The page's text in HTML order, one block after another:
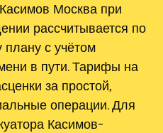
Москва при
рассчитывается по
с учётом
в пути. Тарифы на
за простой,
операции. Для
Касимов-